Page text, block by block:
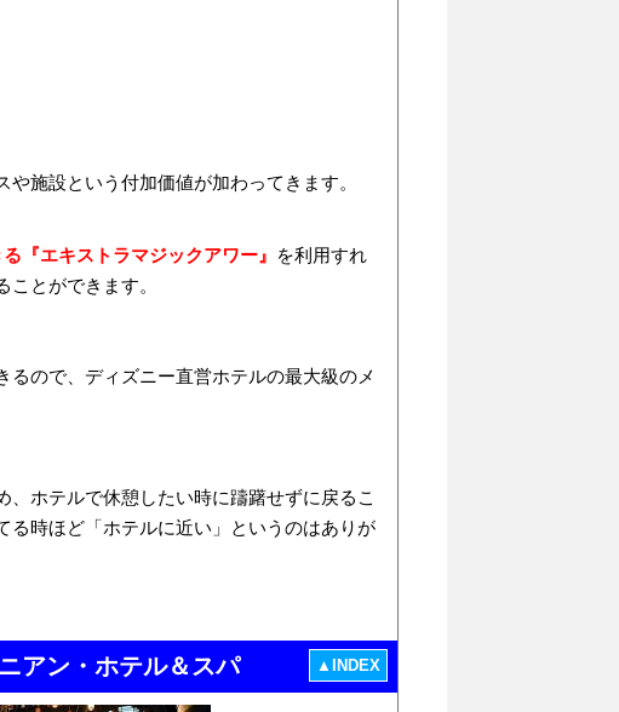
施設という付加価値が加わってきます。
『エキストラマジックアワー』 を利用すれ
とができます。
ので、ディズニー直営ホテルの最大級のメ
ホテルで休憩したい時に躊躇せずに戻るこ
る時ほど「ホテルに近い」というのはありが
アン・ホテル＆スパ ▲INDEX